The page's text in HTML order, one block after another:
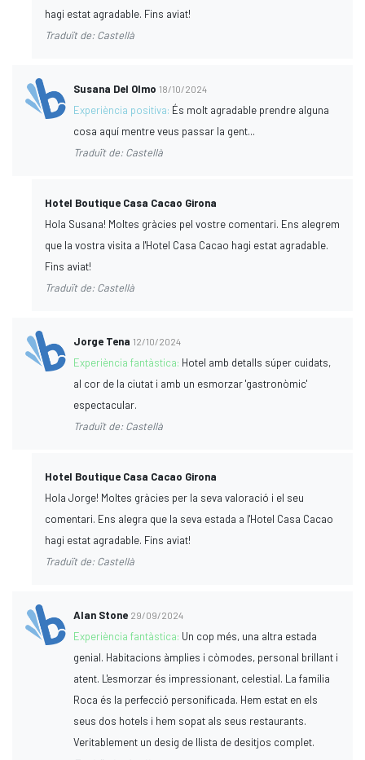
hagi estat agradable. Fins aviat!
Traduït de: Castellà
Susana Del Olmo 18/10/2024
Experiència positiva: És molt agradable prendre alguna
cosa aquí mentre veus passar la gent...
Traduït de: Castellà
Hotel Boutique Casa Cacao Girona
Hola Susana! Moltes gràcies pel vostre comentari. Ens alegrem
que la vostra visita a l'Hotel Casa Cacao hagi estat agradable.
Fins aviat!
Traduït de: Castellà
Jorge Tena 12/10/2024
Experiència fantàstica: Hotel amb detalls súper cuidats,
al cor de la ciutat i amb un esmorzar 'gastronòmic'
espectacular.
Traduït de: Castellà
Hotel Boutique Casa Cacao Girona
Hola Jorge! Moltes gràcies per la seva valoració i el seu
comentari. Ens alegra que la seva estada a l'Hotel Casa Cacao
hagi estat agradable. Fins aviat!
Traduït de: Castellà
Alan Stone 29/09/2024
Experiència fantàstica: Un cop més, una altra estada
genial. Habitacions àmplies i còmodes, personal brillant i
atent. L'esmorzar és impressionant, celestial. La família
Roca és la perfecció personificada. Hem estat en els
seus dos hotels i hem sopat als seus restaurants.
Veritablement un desig de llista de desitjos complet.